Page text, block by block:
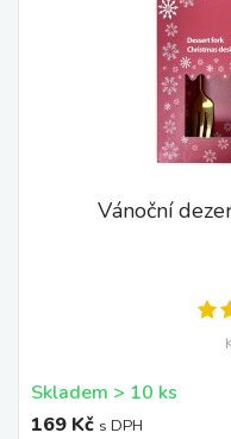
Vánoční
Skladem > 10 ks
169 Kč s DPH